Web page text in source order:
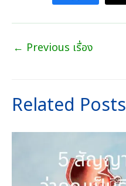
← Previous เรื่อง
Related Posts